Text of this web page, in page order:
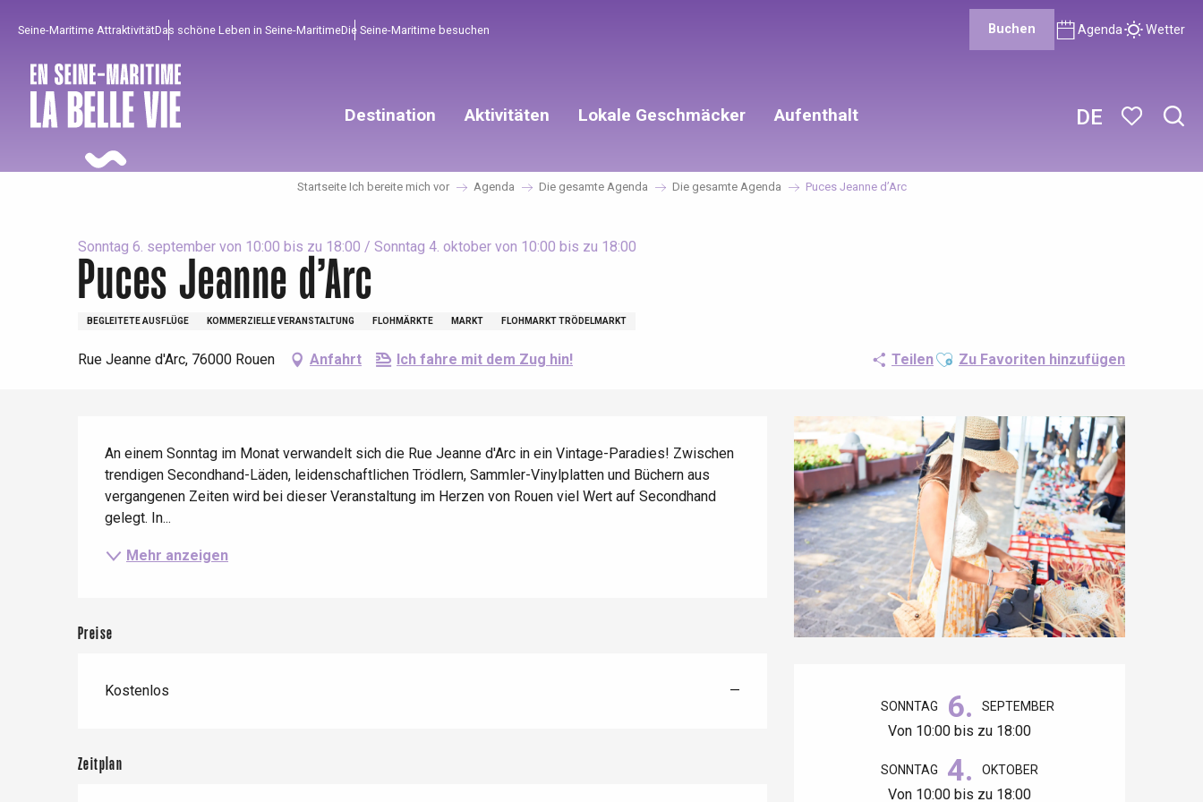
principal
DE
Seine-Maritime AttraktivitätDas schöne Leben in Seine-MaritimeDie Seine-Maritime besuchen Buchen Agenda Wetter
Destination Aktivitäten
Um zu profitieren
Die gesamte Agenda
Mit den Kindern
Unter Freunden
Lokale Geschmäcker
Unumgänglich
Trendige Orte
Aussicht
Aufenthalt
Gut aus der Heimat !
Aufenthalte am Meer
Fahrradaufenthalte
Startseite Ich bereite mich vor Agenda Die gesamte Agenda Die gesamte Agenda Puces Jeanne d’Arc
Sonntag 6. september von 10:00 bis zu 18:00 / Sonntag 4. oktober von 10:00 bis zu 18:00
Puces Jeanne d’Arc
BEGLEITETE AUSFLÜGE KOMMERZIELLE VERANSTALTUNG FLOHMÄRKTE MARKT FLOHMARKT TRÖDELMARKT
Rue Jeanne d'Arc, 76000 Rouen Anfahrt Ich fahre mit dem Zug hin! TeilenAjouter aux favoris
Zu Favoriten hinzufügen
SONNTAG 6. SEPTEMBER
Von 10:00 bis zu 18:00
SONNTAG 4. OKTOBER
Von 10:00 bis zu 18:00
An einem Sonntag im Monat verwandelt sich die Rue Jeanne d'Arc in ein Vintage-Paradies! Zwischen
trendigen Secondhand-Läden, leidenschaftlichen Trödlern, Sammler-Vinylplatten und Büchern aus
vergangenen Zeiten wird bei dieser Veranstaltung im Herzen von Rouen viel Wert auf Secondhand
gelegt. In...
Mehr anzeigen
Preise
Kostenlos —
Zeitplan